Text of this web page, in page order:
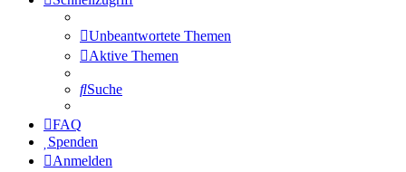
Unbeantwortete Themen
Aktive Themen
Suche
FAQ
Spenden
Anmelden